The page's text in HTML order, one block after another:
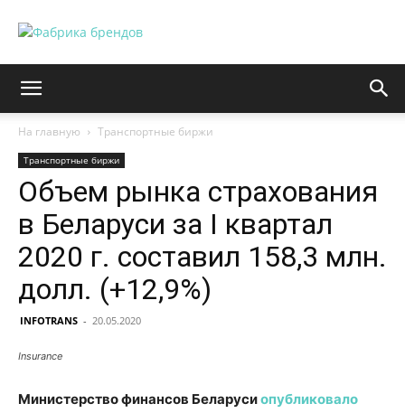
На главную Транспортные биржи
Транспортные биржи
Объем рынка страхования
в Беларуси за I квартал
2020 г. составил 158,3 млн.
долл. (+12,9%)
INFOTRANS - 20.05.2020
Insurance
Министерство финансов Беларусиопубликовало